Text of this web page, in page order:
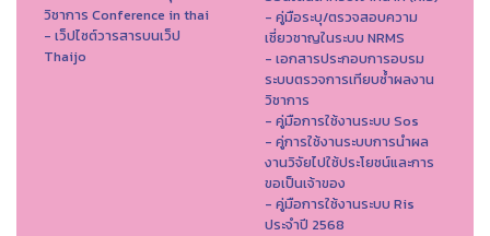
วิชาการ Conference in thai
- เว็ปไซต์วารสารบนเว็ป
Thaijo
- คู่มือระบุ/ตรวจสอบความ
เชี่ยวชาญในระบบ NRMS
- เอกสารประกอบการอบรม
ระบบตรวจการเทียบซ้ำผลงาน
วิชาการ
- คู่มือการใช้งานระบบ Sos
- คู่การใช้งานระบบการนำผล
งานวิจัยไปใช้ประโยชน์และการ
ขอเป็นเจ้าของ
- คู่มือการใช้งานระบบ Ris
ประจำปี 2568